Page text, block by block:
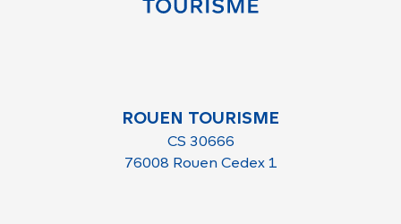
ROUEN TOURISME
CS 30666
76008 Rouen Cedex 1